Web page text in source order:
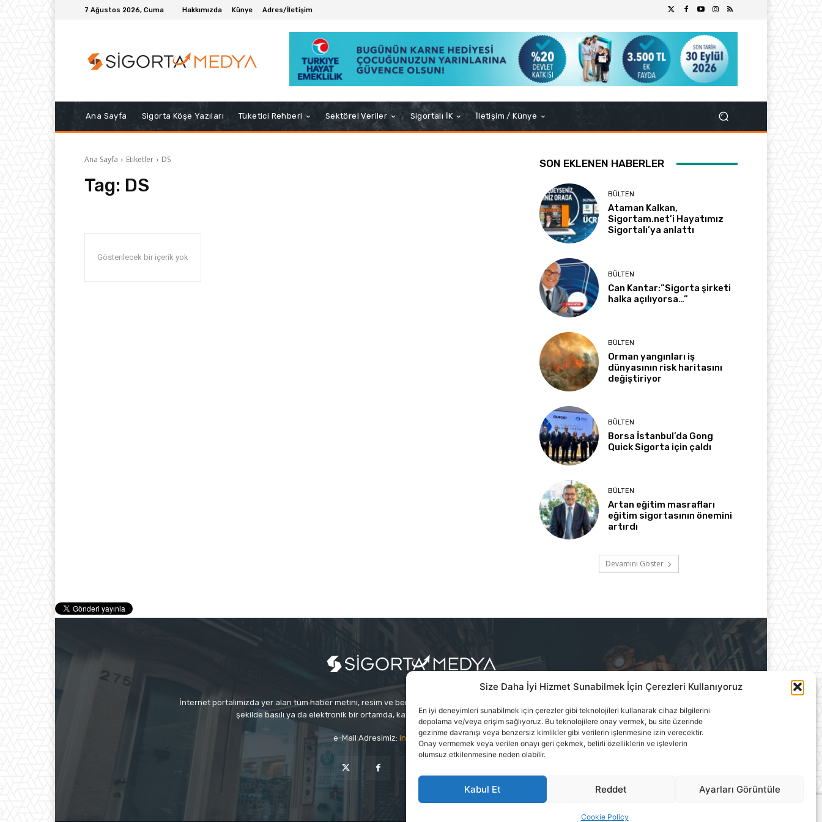
Size Daha İyi Hizmet Sunabilmek İçin Çerezleri Kullanıyoruz
En iyi deneyimleri sunabilmek için çerezler gibi teknolojileri kullanarak cihaz bilgilerini
depolama ve/veya erişim sağlıyoruz. Bu teknolojilere onay vermek, bu site üzerinde
gezinme davranışı veya benzersiz kimlikler gibi verilerin işlenmesine izin verecektir.
Onay vermemek veya verilen onayı geri çekmek, belirli özelliklerin ve işlevlerin
olumsuz etkilenmesine neden olabilir.
Kabul Et Reddet Ayarları Görüntüle
Cookie Policy
7 Ağustos 2026, Cuma Hakkımızda Künye Adres/İletişim
Ana Sayfa Sigorta Köşe Yazıları Tüketici Rehberi Sektörel Veriler Sigortalı İK İletişim / Künye
Ana Sayfa Etiketler DS
Tag: DS
Gösterilecek bir içerik yok
SON EKLENEN HABERLER
BÜLTEN
Ataman Kalkan,
Sigortam.net’i Hayatımız
Sigortalı’ya anlattı
BÜLTEN
Can Kantar:”Sigorta şirketi
halka açılıyorsa…”
BÜLTEN
Orman yangınları iş
dünyasının risk haritasını
değiştiriyor
BÜLTEN
Borsa İstanbul’da Gong
Quick Sigorta için çaldı
BÜLTEN
Artan eğitim masrafları
eğitim sigortasının önemini
artırdı
Devamını Göster
İnternet portalımızda yer alan tüm haber metini, resim ve benzeri içeriğin hakları Sigortamedya Yayıncılık A.Ş.'ye aittir. Hiçbir
şekilde basılı ya da elektronik bir ortamda, kaynak gösterilse bile izin alınmadan kullanılamaz.
e-Mail Adresimiz: info@sigortamedia.com